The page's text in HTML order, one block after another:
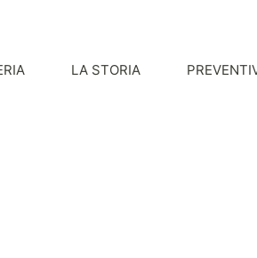
LA STORIA